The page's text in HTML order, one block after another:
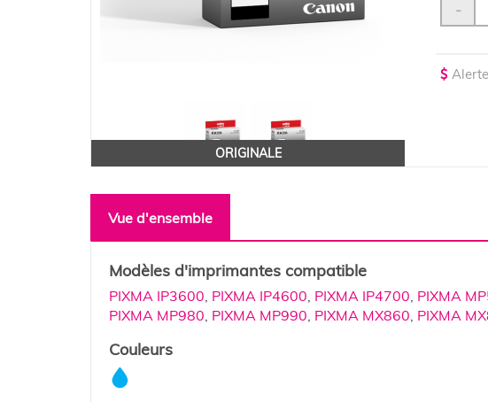
ORIGINALE
-
Vue d'ensemble
Modèles d'imprimantes compatible
PIXMA IP3600, PIXMA IP4600, PIXMA IP4700, PIXMA
PIXMA MP980, PIXMA MP990, PIXMA MX860, PIXMA
Couleurs